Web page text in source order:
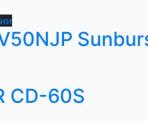
CD-60S